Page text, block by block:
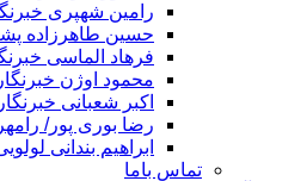
رامین شهپری
حسین طاهرزاده
فرهاد الماسی
محمود اوژن خبرنگار
اکبر شعبانی
رضا بوری پور/
ابراهیم بندانی
تماس باما